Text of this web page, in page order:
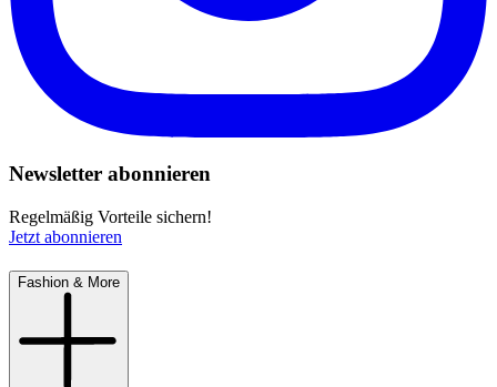
Newsletter abonnieren
Regelmäßig Vorteile sichern!
Jetzt abonnieren
Fashion & More